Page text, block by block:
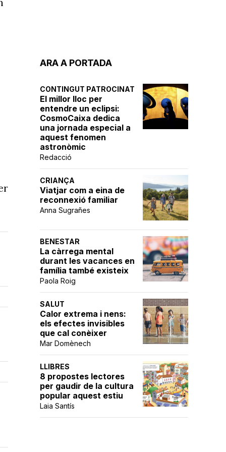
ARA A PORTADA
CONTINGUT PATROCINAT
El millor lloc per
entendre un eclipsi:
CosmoCaixa dedica
una jornada especial a
aquest fenomen
astronòmic
Redacció
CRIANÇA
Viatjar com a eina de
reconnexió familiar
Anna Sugrañes
BENESTAR
La càrrega mental
durant les vacances en
família també existeix
Paola Roig
SALUT
Calor extrema i nens:
els efectes invisibles
que cal conèixer
Mar Domènech
LLIBRES
8 propostes lectores
per gaudir de la cultura
popular aquest estiu
Laia Santís